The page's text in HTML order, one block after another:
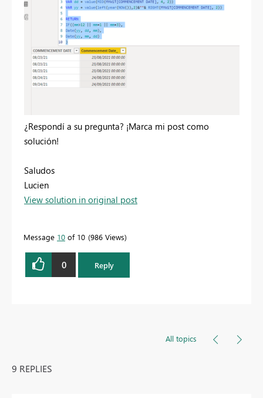
¿Respondí a su pregunta? ¡Marca mi post como
solución!
Saludos
Lucien
View solution in original post
Message 10 of 10 986 Views
0 Reply
All topics
9 REPLIES